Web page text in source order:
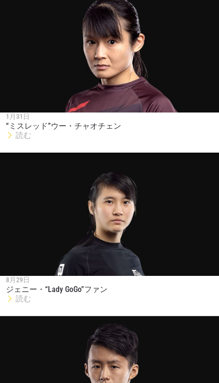
1月31日
“ミスレッド”ウー・チャオチェン
読む
8月29日
ジェニー・“Lady GoGo”ファン
読む